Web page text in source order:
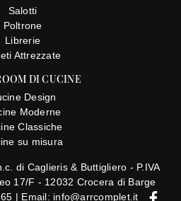
DI CUCINE
Design
Moderne
Classiche
su misura
Salotti
Poltrone
Librerie
Attrezzate
di Caglieris & Buttigliero - P.IVA
17/F - 12032 Crocera di Barge
| Email: info@arrcomplet.it